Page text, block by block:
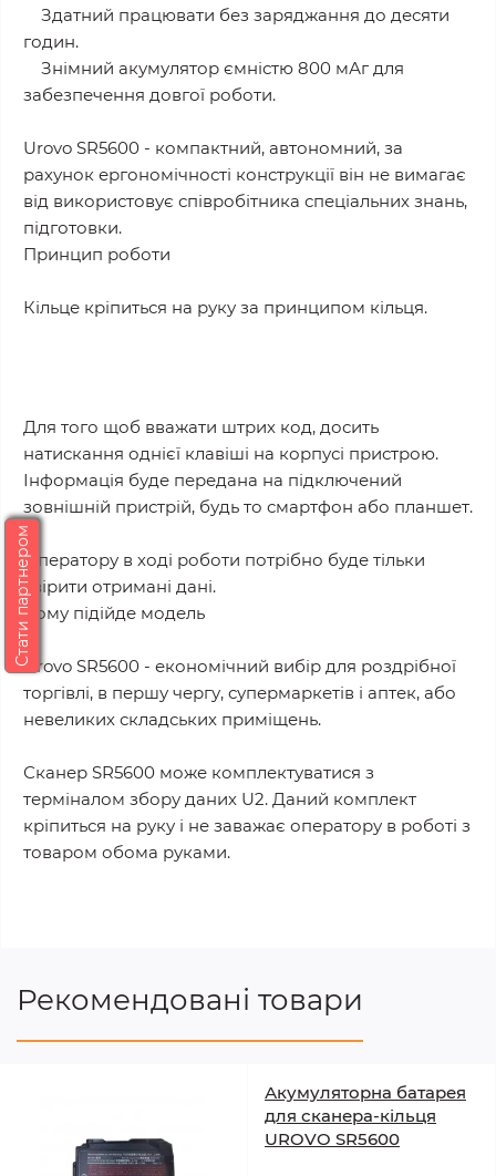
Здатний працювати без заряджання до десяти
годин.
Знімний акумулятор ємністю 800 мАг для
забезпечення довгої роботи.
Urovo SR5600 - компактний, автономний, за
рахунок ергономічності конструкції він не вимагає
від використовує співробітника спеціальних знань,
підготовки.
Принцип роботи
Кільце кріпиться на руку за принципом кільця.
Для того щоб вважати штрих код, досить
натискання однієї клавіші на корпусі пристрою.
Інформація буде передана на підключений
зовнішній пристрій, будь то смартфон або планшет.
Оператору в ході роботи потрібно буде тільки
звірити отримані дані.
Кому підійде модель
Urovo SR5600 - економічний вибір для роздрібної
торгівлі, в першу чергу, супермаркетів і аптек, або
невеликих складських приміщень.
Сканер SR5600 може комплектуватися з
терміналом збору даних U2. Даний комплект
кріпиться на руку і не заважає оператору в роботі з
товаром обома руками.
Рекомендовані товари
Акумуляторна батарея
для сканера-кільця
UROVO SR5600
Стати партнером